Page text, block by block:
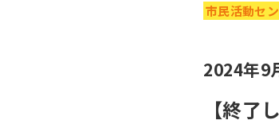
市民活動セ
2024年9
【終